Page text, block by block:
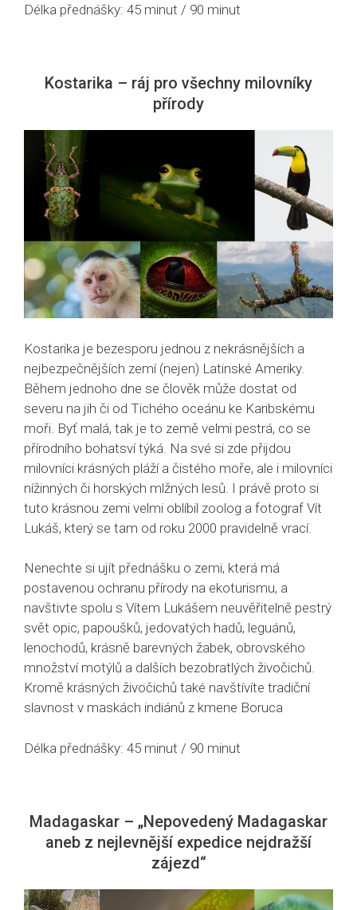
Délka přednášky: 45 minut / 90 minut
Kostarika – ráj pro všechny milovníky
přírody
Kostarika je bezesporu jednou z nekrásnějších a
nejbezpečnějších zemí (nejen) Latinské Ameriky.
Během jednoho dne se člověk může dostat od
severu na jih či od Tichého oceánu ke Karibskému
moři. Byť malá, tak je to země velmi pestrá, co se
přírodního bohatsví týká. Na své si zde přijdou
milovníci krásných pláží a čistého moře, ale i milovníci
nížinných či horských mlžných lesů. I právě proto si
tuto krásnou zemi velmi oblíbil zoolog a fotograf Vít
Lukáš, který se tam od roku 2000 pravidelně vrací.
Nenechte si ujít přednášku o zemi, která má
postavenou ochranu přírody na ekoturismu, a
navštivte spolu s Vítem Lukášem neuvěřitelně pestrý
svět opic, papoušků, jedovatých hadů, leguánů,
lenochodů, krásně barevných žabek, obrovského
množství motýlů a dalších bezobratlých živočichů.
Kromě krásných živočichů také navštívíte tradiční
slavnost v maskách indiánů z kmene Boruca
Délka přednášky: 45 minut / 90 minut
Madagaskar – „Nepovedený Madagaskar
aneb z nejlevnější expedice nejdražší
zájezd“